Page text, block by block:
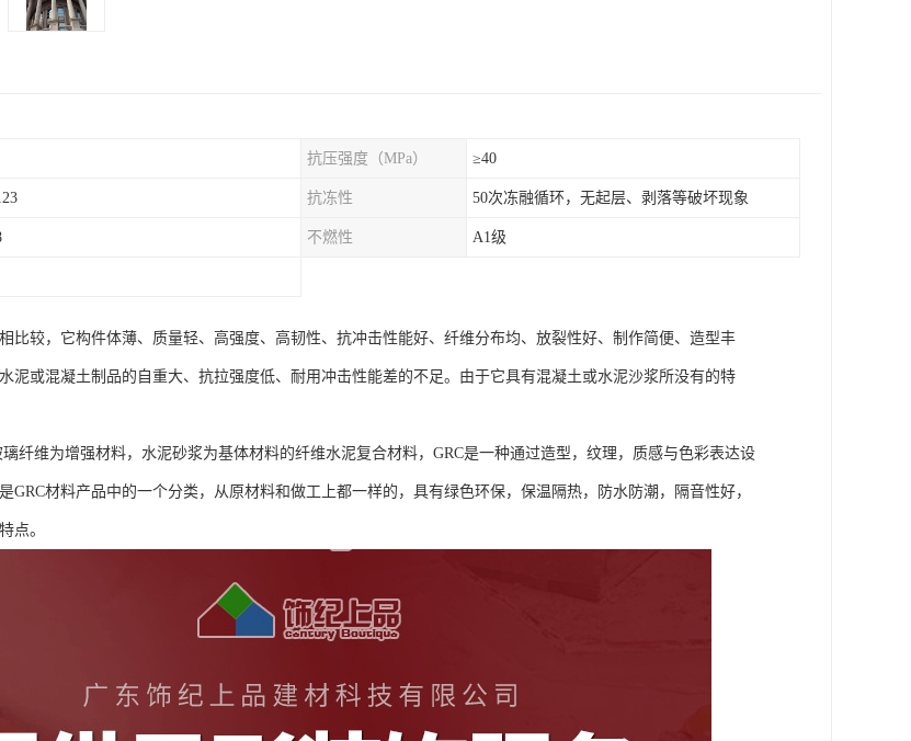
抗压强度（MPa） ≥40
抗冻性 50次冻融循环，无起层、剥落等破坏现象
不燃性 A1级
比较，它构件体薄、质量轻、高强度、高韧性、抗冲击性能好、纤维分布均、放裂性好、制作简便、造型丰
泥或混凝土制品的自重大、抗拉强度低、耐用冲击性能差的不足。由于它具有混凝土或水泥沙浆所没有的特
纤维为增强材料，水泥砂浆为基体材料的纤维水泥复合材料，GRC是一种通过造型，纹理，质感与色彩表达设
GRC材料产品中的一个分类，从原材料和做工上都一样的，具有绿色环保，保温隔热，防水防潮，隔音性好，
点。